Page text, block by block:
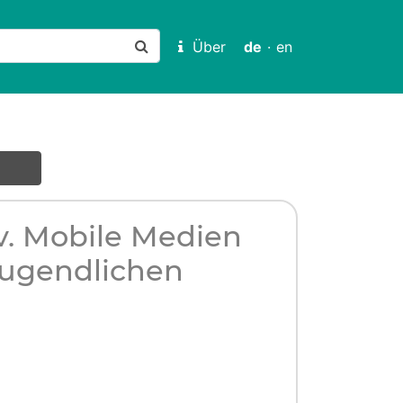
Über de · en
Mobile Medien